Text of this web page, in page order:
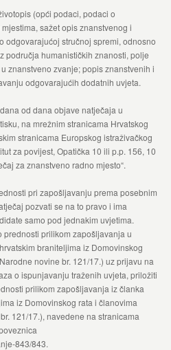
(opći podaci, podaci o
sažet opis znanstvenog i
odgovarajućoj stručnoj spremi, odnosno
područja humanističkih znanosti, polje
znanstveno zvanje; popis znanstvenih i
odgovarajućih dodatnih uvjeta.
od dana objave natječaja u
na mrežnim stranicama Hrvatskog
stranicama Europskog istraživačkog
za povijest, Opatička 10 ili p.p. 156, 10
za znanstveno radno mjesto“.
pri zapošljavanju prema posebnim
pozvati se na to pravo i ima
samo pod jednakim uvjetima.
prednosti prilikom zapošljavanja u
braniteljima iz Domovinskog
novine br. 121/17.) uz prijavu na
o ispunjavanju traženih uvjeta, priložiti
prilikom zapošljavanja iz članka
iz Domovinskog rata i članovima
121/17.), navedene na stranicama
843/843.